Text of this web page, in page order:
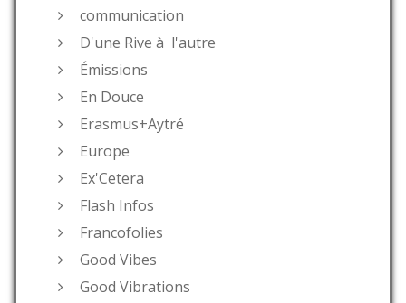
communication
D'une Rive à l'autre
Émissions
En Douce
Erasmus+Aytré
Europe
Ex'Cetera
Flash Infos
Francofolies
Good Vibes
Good Vibrations